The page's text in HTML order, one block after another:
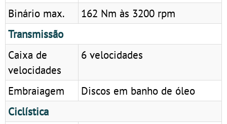
Binário max.
162 Nm às 3200 rpm
Transmissão
Caixa de
velocidades
6 velocidades
Embraiagem
Discos em banho de óleo
Ciclística